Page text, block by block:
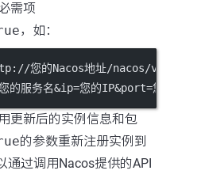
需项
，如：
您的Nacos地址/nacos/v1/ns/
的服务名&ip=您的IP&port=您的端
更新后的实例信息和包
的参数重新注册实例到
通过调用Nacos提供的API